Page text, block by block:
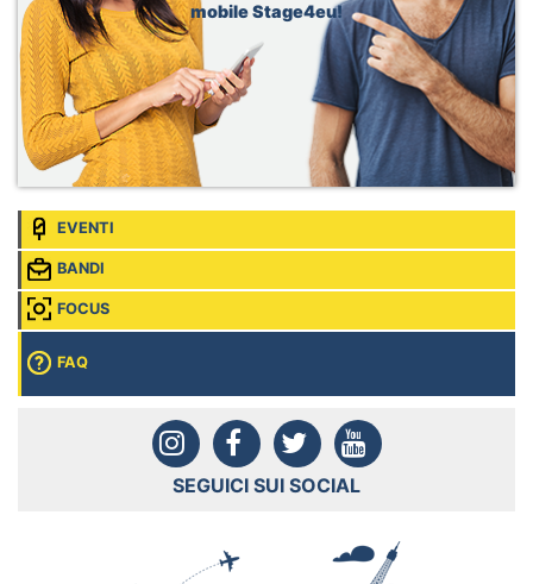
mobile Stage4eu!
EVENTI
BANDI
FOCUS
FAQ
SEGUICI SUI SOCIAL